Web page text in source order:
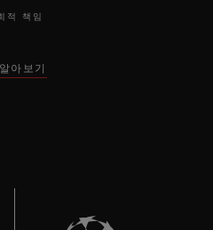
적 책임
아보기